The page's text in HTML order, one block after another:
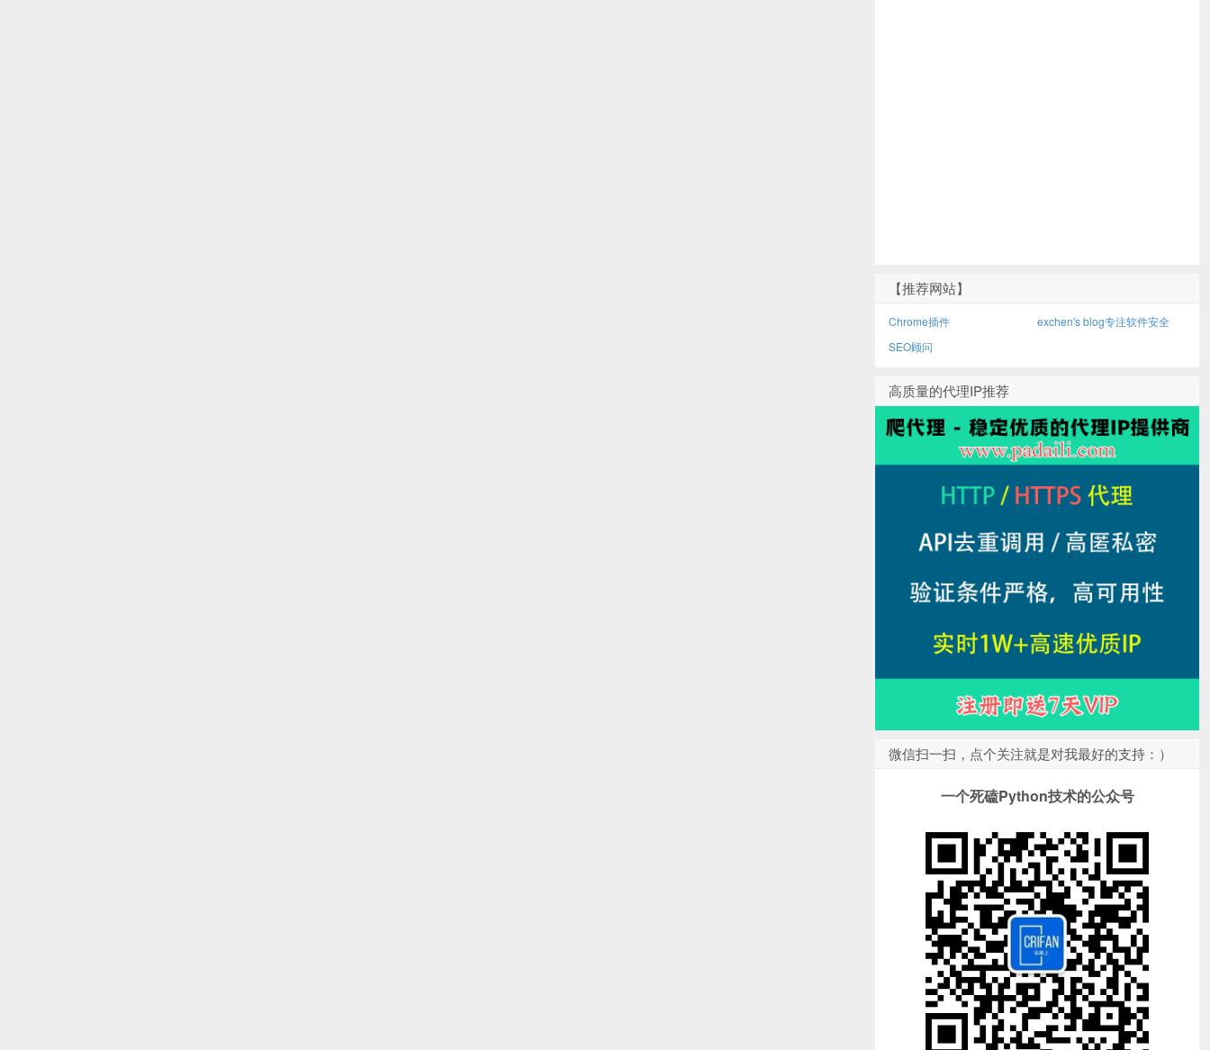
【推荐网站】
Chrome插件
exchen's blog专注软件安全
SEO顾问
高质量的代理IP推荐
微信扫一扫，点个关注就是对我最好的支持：）
一个死磕Python技术的公众号